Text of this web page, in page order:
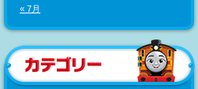
« 7月